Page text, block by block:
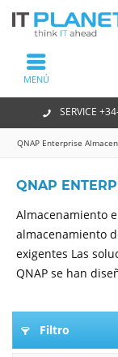
SERVICE
MENÚ
QNAP Enterprise
QNAP
Almacenamiento
almacenamiento
exigentes Las
QNAP se han
Filtro